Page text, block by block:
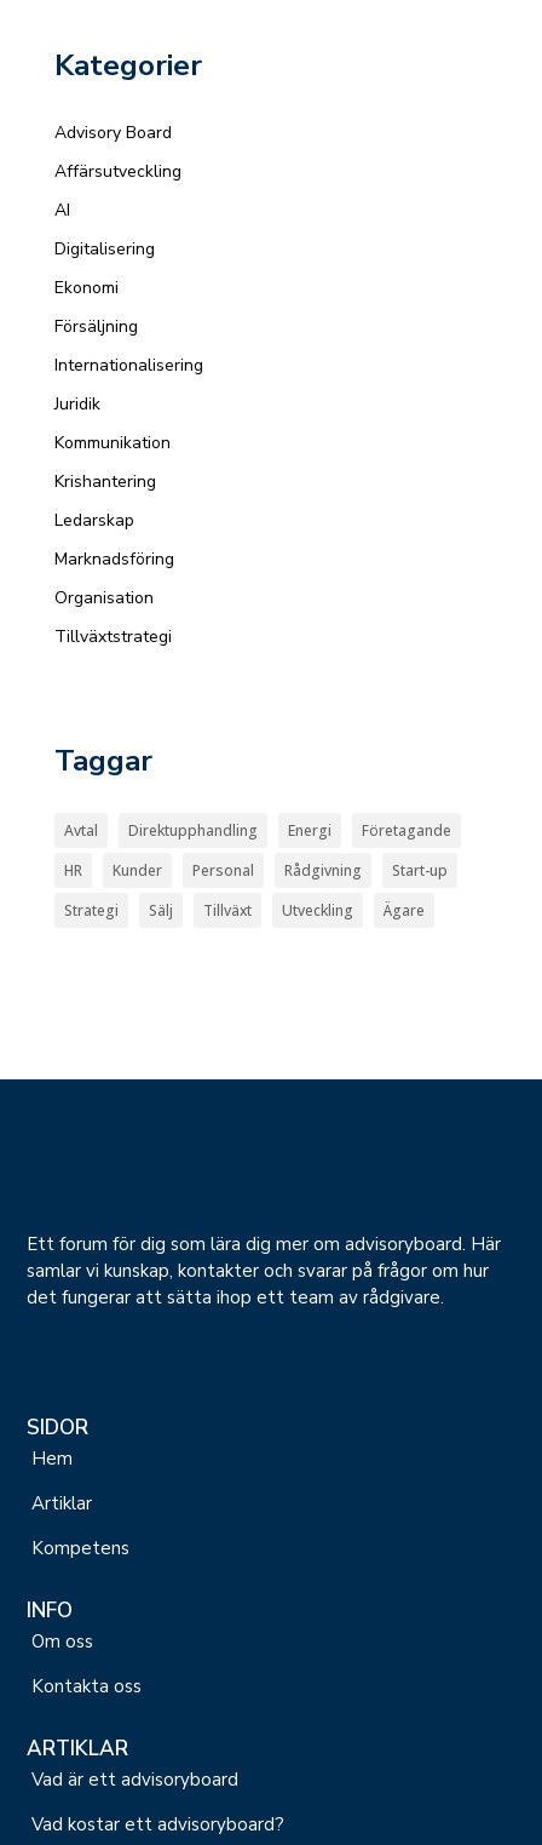
Kategorier
Advisory Board
Affärsutveckling
AI
Digitalisering
Ekonomi
Försäljning
Internationalisering
Juridik
Kommunikation
Krishantering
Ledarskap
Marknadsföring
Organisation
Tillväxtstrategi
Taggar
Avtal Direktupphandling Energi
Företagande
HR
Kunder Personal Rådgivning
Start-up
Strategi
Sälj Tillväxt Utveckling Ägare
Ett forum för dig som lära dig mer om advisoryboard. Här
samlar vi kunskap, kontakter och svarar på frågor om hur
det fungerar att sätta ihop ett team av rådgivare.
SIDOR
Hem
Artiklar
Kompetens
INFO
Om oss
Kontakta oss
ARTIKLAR
Vad är ett advisoryboard
Vad kostar ett advisoryboard?